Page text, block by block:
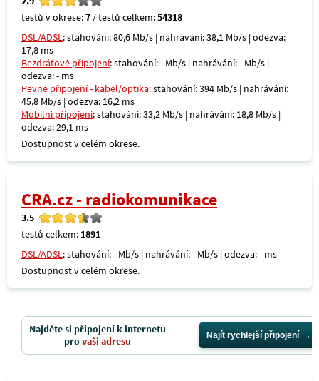
testů v okrese:7 / testů celkem:54318
DSL/ADSL: stahování: 80,6 Mb/s | nahrávání: 38,1 Mb/s | odezva:
17,8 ms
Bezdrátové připojení: stahování: - Mb/s | nahrávání: - Mb/s |
odezva: - ms
Pevné připojení - kabel/optika: stahování: 394 Mb/s | nahrávání:
45,8 Mb/s | odezva: 16,2 ms
Mobilní připojení: stahování: 33,2 Mb/s | nahrávání: 18,8 Mb/s |
odezva: 29,1 ms
Dostupnost v celém okrese.
CRA.cz - radiokomunikace
3.5
testů celkem: 1891
DSL/ADSL: stahování: - Mb/s | nahrávání: - Mb/s | odezva: - ms
Dostupnost v celém okrese.
Najděte si připojení k internetu
provaši adresu Najít rychlejší připojení